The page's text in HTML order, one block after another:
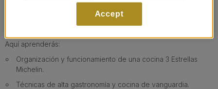
Formarás parte de un equipo que trabaja cada día con
Aquí aprenderás:
Organización y funcionamiento de una cocina 3 Estrellas
Michelin.
Técnicas de alta gastronomía y cocina de vanguardia.
Accept